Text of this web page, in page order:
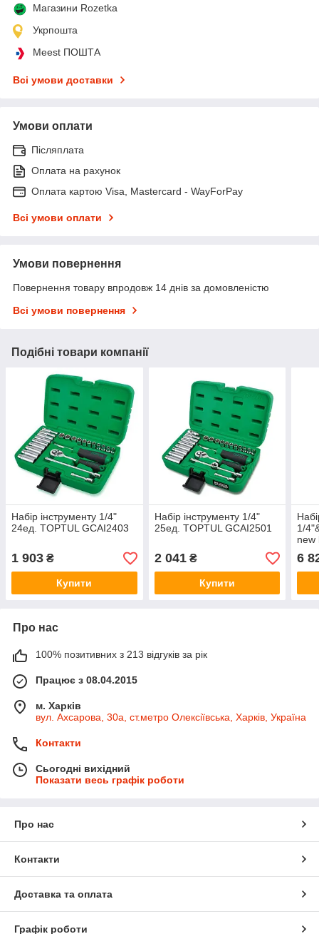
Магазини Rozetka
Укрпошта
Meest ПОШТА
Всі умови доставки
Умови оплати
Післяплата
Оплата на рахунок
Оплата картою Visa, Mastercard - WayForPay
Всі умови оплати
Умови повернення
Повернення товару впродовж 14 днів за домовленістю
Всі умови повернення
Подібні товари компанії
Набір інструменту 1/4"
24ед. TOPTUL GCAI2403
1 903 ₴
Купити
Набір інструменту 1/4"
25ед. TOPTUL GCAI2501
2 041₴
Купити
1/
new
6
Про нас
100% позитивних з 213 відгуків за рік
Працює з 08.04.2015
м. Харків
вул. Ахсарова, 30а, ст.метро Олексіївська, Харків, Україна
Контакти
Сьогодні вихідний
Показати весь графік роботи
Про нас
Контакти
Доставка та оплата
Графік роботи